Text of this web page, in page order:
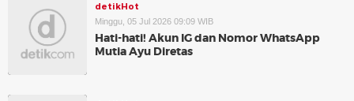
detikHot
Minggu, 05 Jul 2026 09:09 WIB
Hati-hati! Akun IG dan Nomor WhatsApp
Mutia Ayu Diretas